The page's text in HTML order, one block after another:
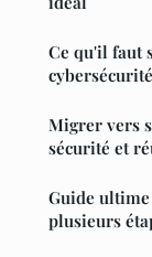
Ce qu'il faut
cybersécurité
Migrer vers
sécurité et
Guide ultime
plusieurs